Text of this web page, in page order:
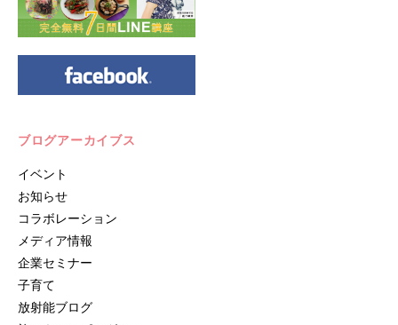
ブログアーカイブス
イベント
お知らせ
コラボレーション
メディア情報
企業セミナー
子育て
放射能ブログ